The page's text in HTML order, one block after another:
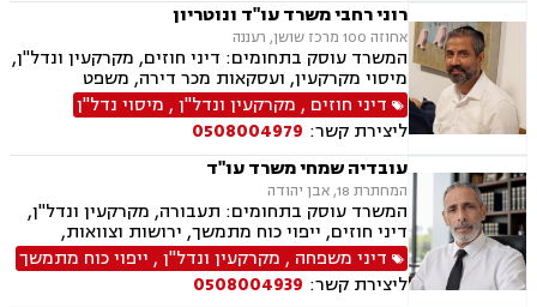
רוני רחבי משרד עו"ד ונוטריון
אחוזה 100 מרכז שושן, רעננה
המשרד עוסק בתחומים: דיני חוזים, מקרקעין ונדל"ן,
מיסוי מקרקעין, ועסקאות מכר דירה, משפט
אזרחי-מסחרי, ייפוי כוח מתמשך, ירושות וצוואות,
דיני עבודה, דיני משפחה, הסכמי ממון, נזקי גוף
ותאונות, נוטריון.
דיני חוזים , מקרקעין ונדל"ן, מיסוי נדל"ן
ליצירת קשר: 0508004979
עובדיה שמחי משרד עו"ד
המחתרת 18, אבן יהודה
המשרד עוסק בתחומים: תעבורה, מקרקעין ונדל"ן,
דיני חוזים, ייפוי כוח מתמשך, ירושות וצוואות,
הסכמי ממון, אלימות במשפחה, מחיקת רישום פלילי
דיני משפחה , מקרקעין ונדל"ן, ייפוי כוח מתמשך
ליצירת קשר: 0508004939